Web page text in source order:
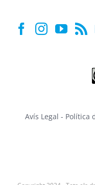
Avís Legal - Política